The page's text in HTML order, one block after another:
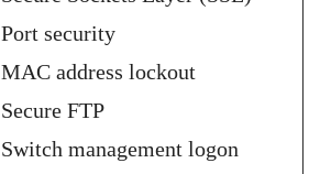
Port security
MAC address lockout
Secure FTP
Switch management logon